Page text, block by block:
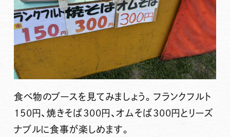
食べ物のブースを見てみましょう。フランクフルト
150円、焼きそば300円、オムそば300円とリーズ
ナブルに食事が楽しめます。